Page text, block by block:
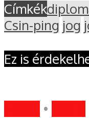
Címkék
Csin-ping jog
Ez is
•